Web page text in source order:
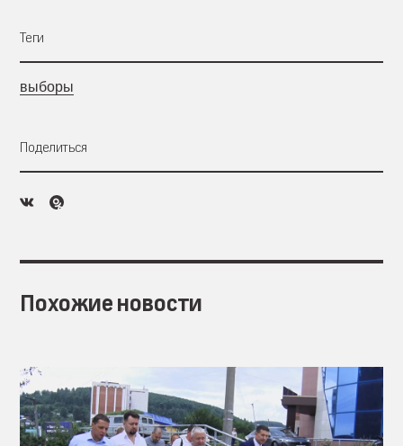
Теги
выборы
Поделиться
Похожие новости